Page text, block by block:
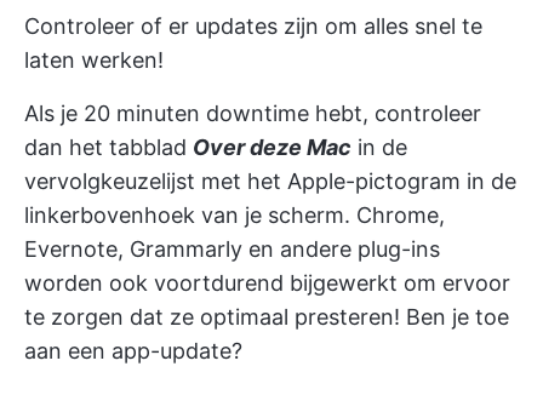
Controleer of er updates zijn om alles snel te
laten werken!
Als je 20 minuten downtime hebt, controleer
dan het tabblad Over deze Mac in de
vervolgkeuzelijst met het Apple-pictogram in de
linkerbovenhoek van je scherm. Chrome,
Evernote, Grammarly en andere plug-ins
worden ook voortdurend bijgewerkt om ervoor
te zorgen dat ze optimaal presteren! Ben je toe
aan een app-update?